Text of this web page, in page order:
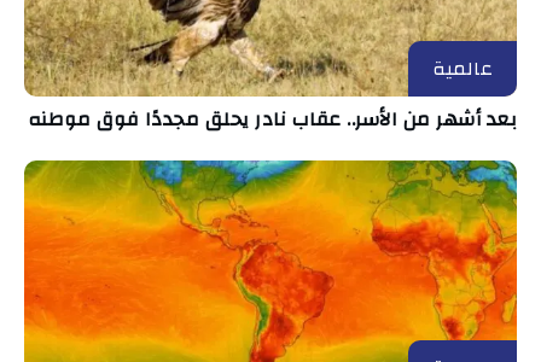
عالمية
بعد أشهر من الأسر.. عقاب نادر يحلق مجددًا فوق موطنه